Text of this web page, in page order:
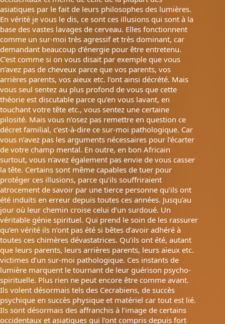
asiatiques par le fait de leurs philosophes des lumières.
En vérité je vous le dis, ce sont ces illusions qui sont à la
base des vastes lavages de cerveau. Elles fonctionnent
comme un sur-moi très agressif et très dominant, car
demandant beaucoup d’énergie pour être entretenu.
C’est comme si on vous disait par exemple que vous
n’avez pas de cheveux parce que vos parents, vos
arrières parents, vos aïeux etc. l’ont ainsi décrété. Mais
vous seul sentez au plus profond de vous que cette
théorie est discutable parce qu’en vous lavant, en
touchant votre tête etc., vous sentez une certaine
pilosité. Mais vous n’osez pas remettre en question ce
décret familial, c’est-à-dire ce sur-moi pathologique. Car
vous n’avez pas les arguments nécessaires pour l’écarter
de votre champ mental. En outre, en bon Africain
surtout, vous n’avez également pas envie de vous casser
la tête. Certains sont même capables de tuer pour
protéger ces illusions, parce qu’ils souffriraient
atrocement de savoir par une tierce personne qu’ils ont
été induits en erreur depuis toutes ces années. Jusqu’au
jour où leur chemin croise celui d’un surdoué. Un
véritable génie spirituel. Qui prend le soin de les rassurer
qu’en vérité ils n’ont pas été si bêtes d’avoir adhéré à
toutes ces chimères dévastatrices. Qu’ils ont été, autant
que leurs parents, leurs arrières parents, leurs aïeux etc.
victimes d’un sur-moi pathologique. Ces instants de
lumière marquent le tournant de leur guérison psycho-
spirituelle. Plus rien ne peut encore être comme avant.
Ils volent désormais tels des Cecrabiens, de succès
psychique en succès physique et matériel car tout est lié.
Ils sont désormais des affranchis à l’image de certains
occidentaux et asiatiques qui l’ont compris depuis fort